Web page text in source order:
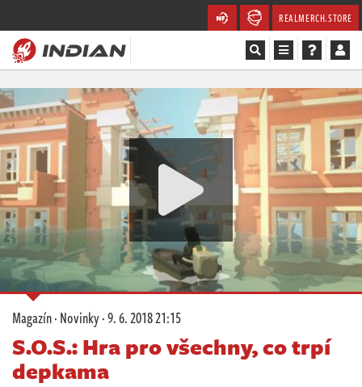
REALMERCH.STORE
Magazín
Recenze
Videa
Soutěže
Databáze
Komunita
Redakce
Živě
Magazín·Novinky·9. 6. 2018 21:15
S.O.S.: Hra pro všechny, co trpí
depkama